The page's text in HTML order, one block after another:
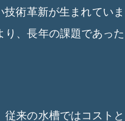
術革新が生まれていま
、長年の課題であった
従来の水槽ではコストと